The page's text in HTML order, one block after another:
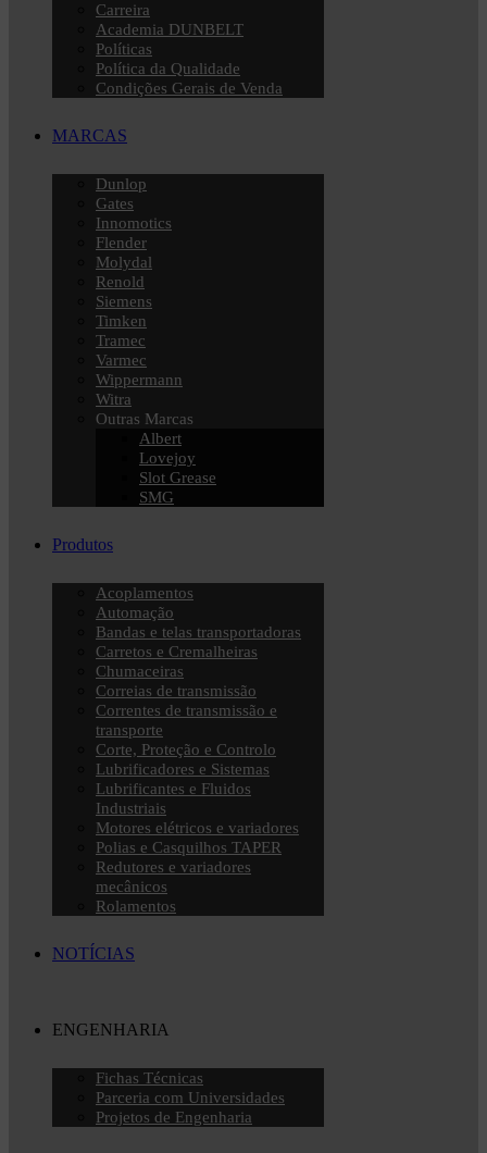
Carreira
Academia DUNBELT
Políticas
Política da Qualidade
Condições Gerais de Venda
MARCAS
Dunlop
Gates
Innomotics
Flender
Molydal
Renold
Siemens
Timken
Tramec
Varmec
Wippermann
Witra
Outras Marcas
Albert
Lovejoy
Slot Grease
SMG
Produtos
Acoplamentos
Automação
Bandas e telas transportadoras
Carretos e Cremalheiras
Chumaceiras
Correias de transmissão
Correntes de transmissão e
transporte
Corte, Proteção e Controlo
Lubrificadores e Sistemas
Lubrificantes e Fluidos
Industriais
Motores elétricos e variadores
Polias e Casquilhos TAPER
Redutores e variadores
mecânicos
Rolamentos
NOTÍCIAS
ENGENHARIA
Fichas Técnicas
Parceria com Universidades
Projetos de Engenharia